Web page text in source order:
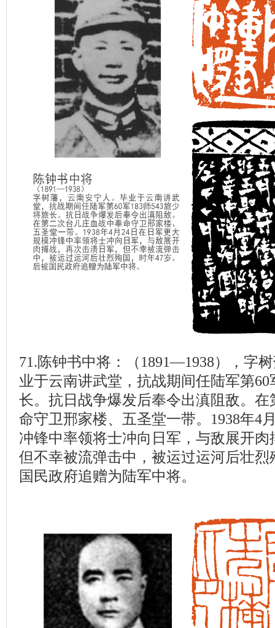
71.陈钟书中将：（1891—1938），字
业于云南讲武堂，抗战期间任陆军第60
长。抗日战争爆发后奉令出滇阻敌。
命守卫邢家楼、五圣堂一带。1938年4
冲锋中率领将士冲向日军，与敌展开
但不幸被流弹击中，被运过运河后壮烈
国民政府追赠为陆军中将。